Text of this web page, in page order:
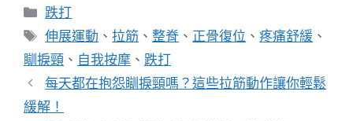
分
類
跌打
標
籤
伸展運動 、 拉筋 、整脊 、 正骨復位 、疼痛舒緩 、
瞓捩頸 、 自我按摩 、 跌打
每天都在抱怨瞓捩頸嗎？這些拉筋動作讓你輕鬆
緩解！